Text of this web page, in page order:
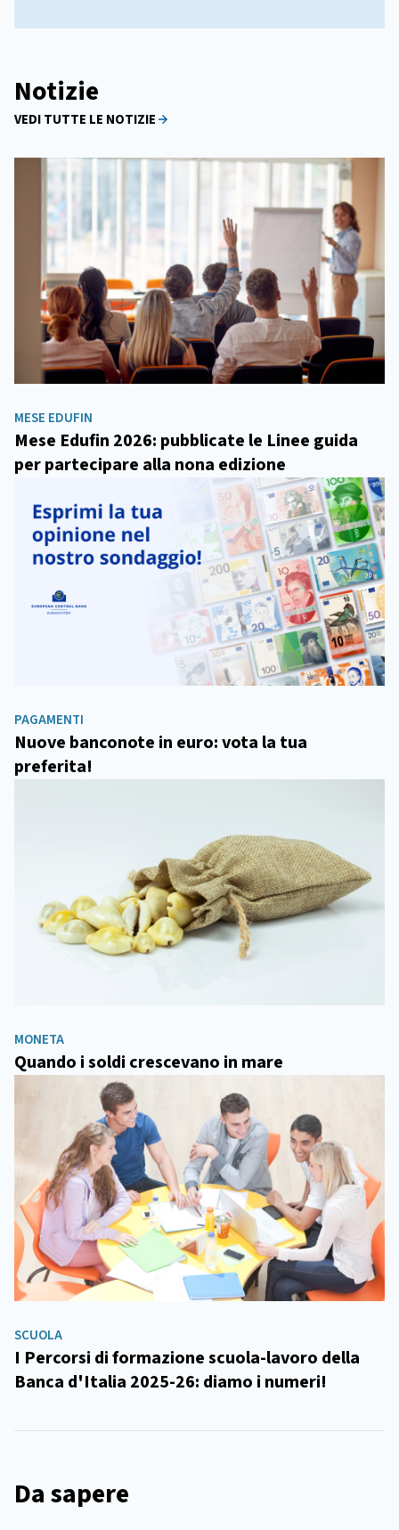
Notizie
VEDI TUTTE LE NOTIZIE
MESE EDUFIN
Mese Edufin 2026: pubblicate le Linee guida
per partecipare alla nona edizione
PAGAMENTI
Nuove banconote in euro: vota la tua
preferita!
MONETA
Quando i soldi crescevano in mare
SCUOLA
I Percorsi di formazione scuola-lavoro della
Banca d'Italia 2025-26: diamo i numeri!
Da sapere